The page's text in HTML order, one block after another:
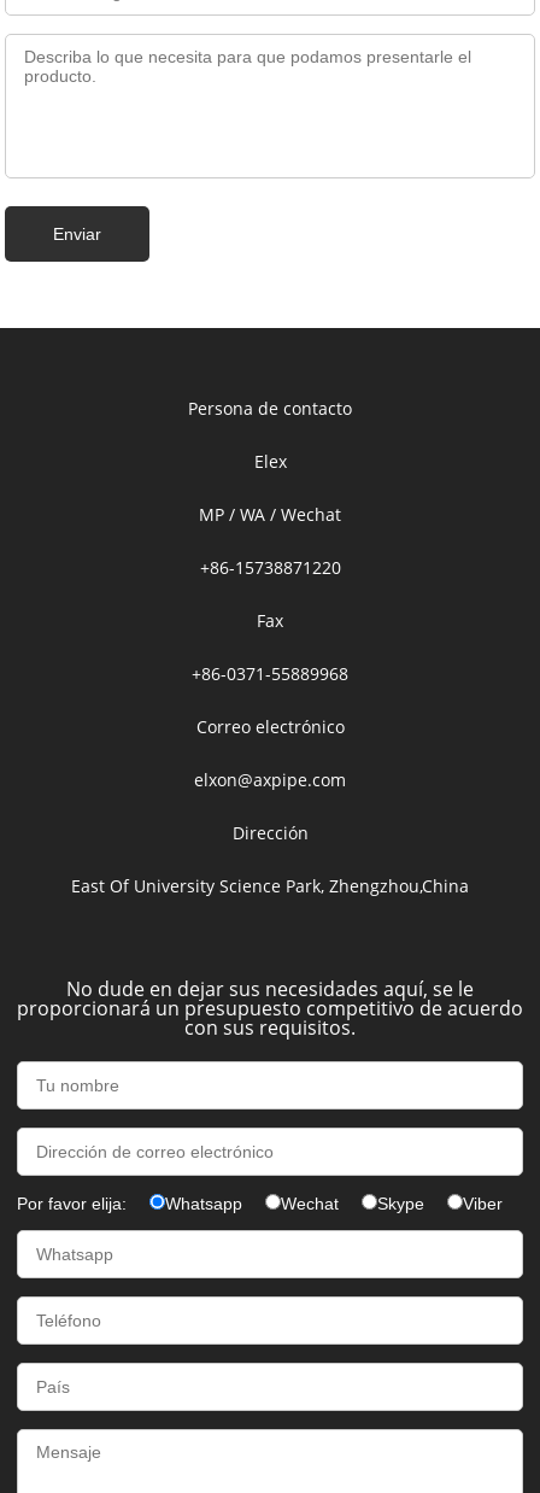
Persona de contacto
Elex
MP / WA / Wechat
+86-15738871220
Fax
+86-0371-55889968
Correo electrónico
elxon@axpipe.com
Dirección
East Of University Science Park, Zhengzhou,China
No dude en dejar sus necesidades aquí, se le
proporcionará un presupuesto competitivo de acuerdo
con sus requisitos.
Por favor elija: Whatsapp Wechat Skype Viber